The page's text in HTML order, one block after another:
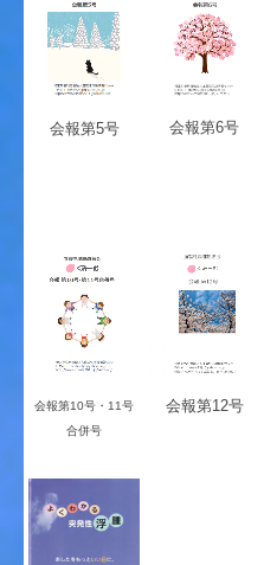
会報第5号 会報第6号
会報第10号・11号
合併号
会報第12号